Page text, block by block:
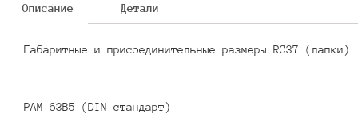
Описание Детали
Габаритные и присоединительные размеры RC37 (лапки)
PAM 63B5 (DIN стандарт)